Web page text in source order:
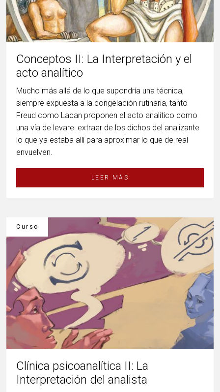
Conceptos II: La Interpretación y el
acto analítico
Mucho más allá de lo que supondría una técnica,
siempre expuesta a la congelación rutinaria, tanto
Freud como Lacan proponen el acto analítico como
una vía de levare: extraer de los dichos del analizante
lo que ya estaba allí para aproximar lo que de real
envuelven.
LEER MÁS
Curso
Clínica psicoanalítica II: La
Interpretación del analista